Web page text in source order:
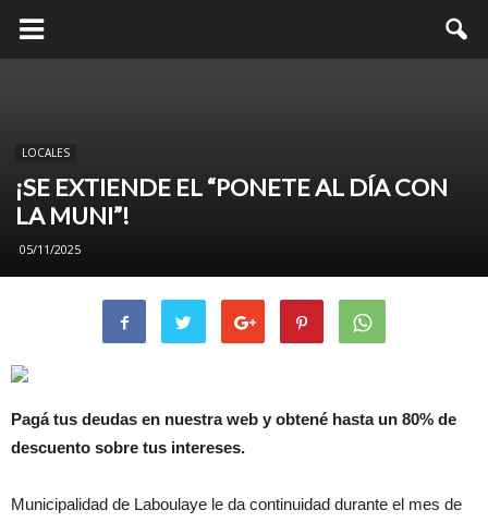
LOCALES
¡SE EXTIENDE EL “PONETE AL DÍA CON
LA MUNI”!
05/11/2025
Pagá tus deudas en nuestra web y obtené hasta un 80% de
descuento sobre tus intereses.
Municipalidad de Laboulaye le da continuidad durante el mes de